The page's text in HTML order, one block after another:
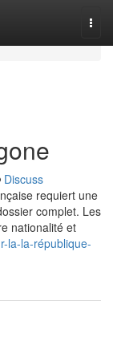
Discuss
requiert une
complet. Les
nationalité et
la-la-république-